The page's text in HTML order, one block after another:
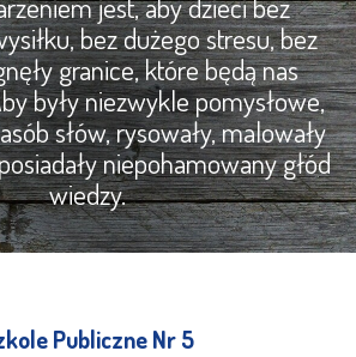
bez dużego stresu, bez
granice, które będą nas
były niezwykle pomysłowe,
słów, rysowały, malowały
niepohamowany głód
wiedzy.
Publiczne Nr 5